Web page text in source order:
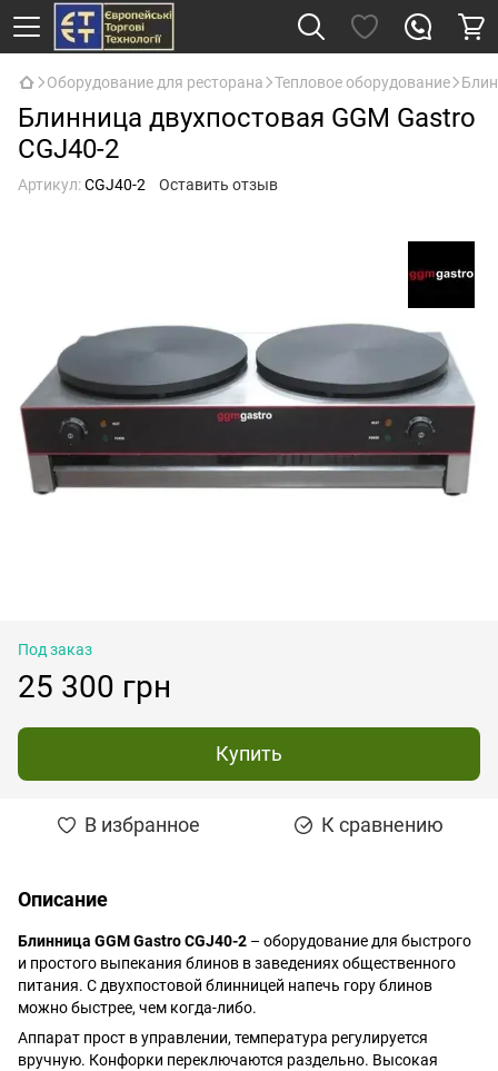
Оборудование для ресторана Тепловое оборудование
Блинница двухпостовая GGM Gastro
CGJ40-2
Артикул:CGJ40-2 Оставить отзыв
Под заказ
25 300 грн
Купить
В избранное К сравнению
Описание
Блинница GGM Gastro CGJ40-2 – оборудование для быстрого
и простого выпекания блинов в заведениях общественного
питания. С двухпостовой блинницей напечь гору блинов
можно быстрее, чем когда-либо.
Аппарат прост в управлении, температура регулируется
вручную. Конфорки переключаются раздельно. Высокая